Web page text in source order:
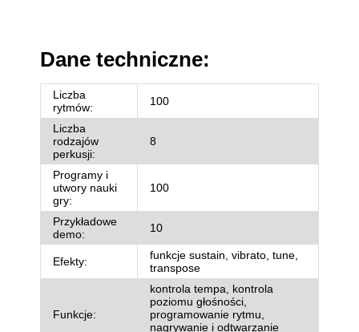
Dane techniczne:
Liczba
rytmów:
100
Liczba
rodzajów
perkusji:
8
Programy i
utwory nauki
gry:
100
Przykładowe
demo:
10
Efekty:
funkcje sustain, vibrato, tune,
transpose
Funkcje:
kontrola tempa, kontrola
poziomu głośności,
programowanie rytmu,
nagrywanie i odtwarzanie